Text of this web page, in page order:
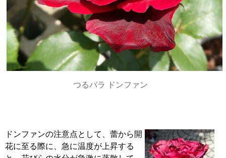
つるバラ ドンファン
ドンファンの注意点として、蕾から開
花に至る際に、急に温度が上昇する